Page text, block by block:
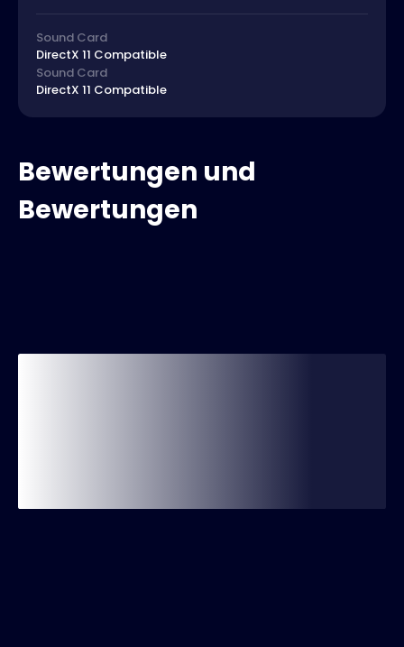
Sound Card
DirectX 11 Compatible
Sound Card
DirectX 11 Compatible
Bewertungen und
Bewertungen